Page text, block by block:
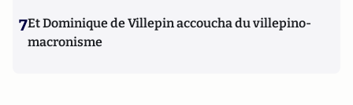
7Et Dominique de Villepin accoucha du villepino-
macronisme